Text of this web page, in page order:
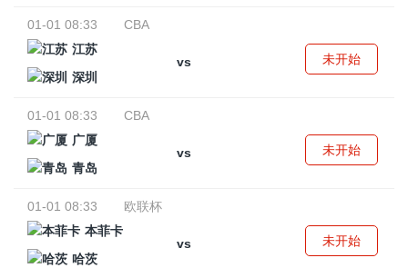
01-01 08:33
CBA
江苏
vs
深圳
未开始
01-01 08:33
CBA
广厦
vs
青岛
未开始
01-01 08:33
欧联杯
本菲卡
vs
哈茨
未开始